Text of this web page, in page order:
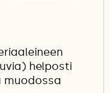
helposti
muodossa